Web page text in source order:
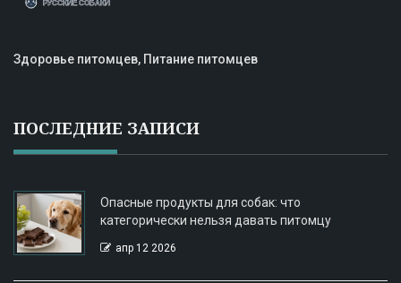
Здоровье питомцев, Питание питомцев
ПОСЛЕДНИЕ ЗАПИСИ
Опасные продукты для собак: что
категорически нельзя давать питомцу
апр 12 2026